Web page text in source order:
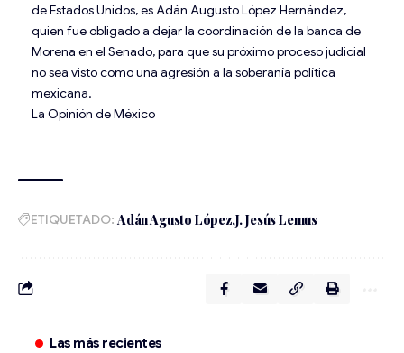
de Estados Unidos, es Adán Augusto López Hernández,
quien fue obligado a dejar la coordinación de la banca de
Morena en el Senado, para que su próximo proceso judicial
no sea visto como una agresión a la soberanía política
mexicana.
La Opinión de México
ETIQUETADO: Adán Agusto López J. Jesús Lemus
Las más recientes